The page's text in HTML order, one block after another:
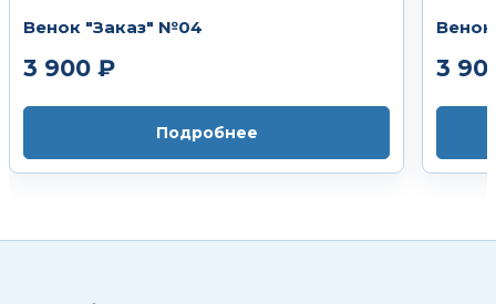
Венок "Заказ" №04
3 900 ₽
Подробнее
3